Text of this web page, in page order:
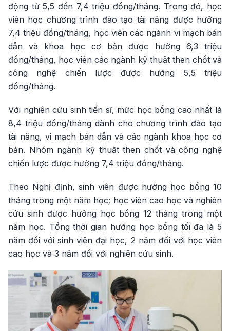
động từ 5,5 đến 7,4 triệu đồng/tháng. Trong đó, học
viên học chương trình đào tạo tài năng được hưởng
7,4 triệu đồng/tháng, học viên các ngành vi mạch bán
dẫn và khoa học cơ bản được hưởng 6,3 triệu
đồng/tháng, học viên các ngành kỹ thuật then chốt và
công nghệ chiến lược được hưởng 5,5 triệu
đồng/tháng.
Với nghiên cứu sinh tiến sĩ, mức học bổng cao nhất là
8,4 triệu đồng/tháng dành cho chương trình đào tạo
tài năng, vi mạch bán dẫn và các ngành khoa học cơ
bản. Nhóm ngành kỹ thuật then chốt và công nghệ
chiến lược được hưởng 7,4 triệu đồng/tháng.
Theo Nghị định, sinh viên được hưởng học bổng 10
tháng trong một năm học; học viên cao học và nghiên
cứu sinh được hưởng học bổng 12 tháng trong một
năm học. Tổng thời gian hưởng học bổng tối đa là 5
năm đối với sinh viên đại học, 2 năm đối với học viên
cao học và 3 năm đối với nghiên cứu sinh.